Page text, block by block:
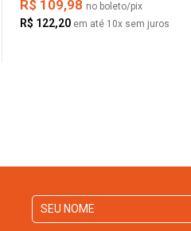
R$ 109,98 no boleto/pix
R$ 122,20 em até 10x sem juros